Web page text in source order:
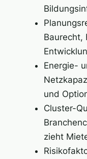
Baurecht,
Energie-
und
Cluster-
zieht